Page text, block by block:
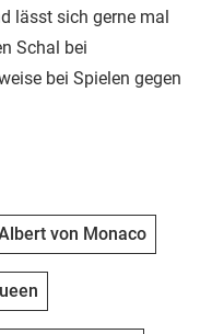
lässt sich gerne mal
Schal bei
bei Spielen gegen
von Monaco